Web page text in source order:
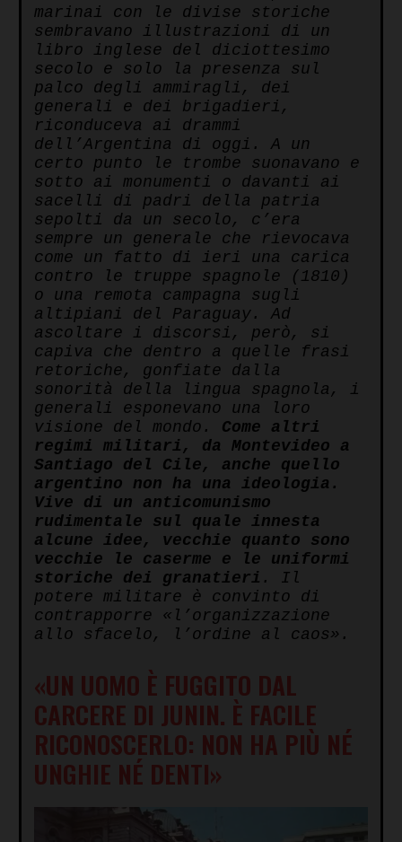
marinai con le divise storiche
sembravano illustrazioni di un
libro inglese del diciottesimo
secolo e solo la presenza sul
palco degli ammiragli, dei
generali e dei brigadieri,
riconduceva ai drammi
dell’Argentina di oggi. A un
certo punto le trombe suonavano e
sotto ai monumenti o davanti ai
sacelli di padri della patria
sepolti da un secolo, c’era
sempre un generale che rievocava
come un fatto di ieri una carica
contro le truppe spagnole (1810)
o una remota campagna sugli
altipiani del Paraguay. Ad
ascoltare i discorsi, però, si
capiva che dentro a quelle frasi
retoriche, gonfiate dalla
sonorità della lingua spagnola, i
generali esponevano una loro
visione del mondo. Come altri
regimi militari, da Montevideo a
Santiago del Cile, anche quello
argentino non ha una ideologia.
Vive di un anticomunismo
rudimentale sul quale innesta
alcune idee, vecchie quanto sono
vecchie le caserme e le uniformi
storiche dei granatieri . Il
potere militare è convinto di
contrapporre «l’organizzazione
allo sfacelo, l’ordine al caos».
«UN UOMO È FUGGITO DAL
CARCERE DI JUNIN. È FACILE
RICONOSCERLO: NON HA PIÙ NÉ
UNGHIE NÉ DENTI»